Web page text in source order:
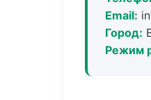
Email:
Город:
Режим